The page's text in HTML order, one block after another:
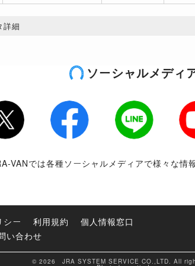
詳細
ソーシャルメディ
LINE
VANでは各種ソーシャルメディアで様々な情
シー 利用規約
個人情報窓口
い合わせ
© 2026 JRA SYSTEM SERVICE CO.,LTD. All